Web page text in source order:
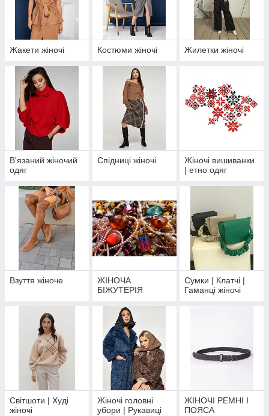
Жакети жіночі Костюми жіночі Жилетки жіночі
В'язаний жіночий
одяг
Спідниці жіночі
Жіночі вишиванки
| етно одяг
Взуття жіноче
ЖІНОЧА
БІЖУТЕРІЯ
Сумки | Клатчі |
Гаманці жіночі
Світшоти | Худі
жіночі
Жіночі головні
убори | Рукавиці
ЖІНОЧІ РЕМНІ І
ПОЯСА